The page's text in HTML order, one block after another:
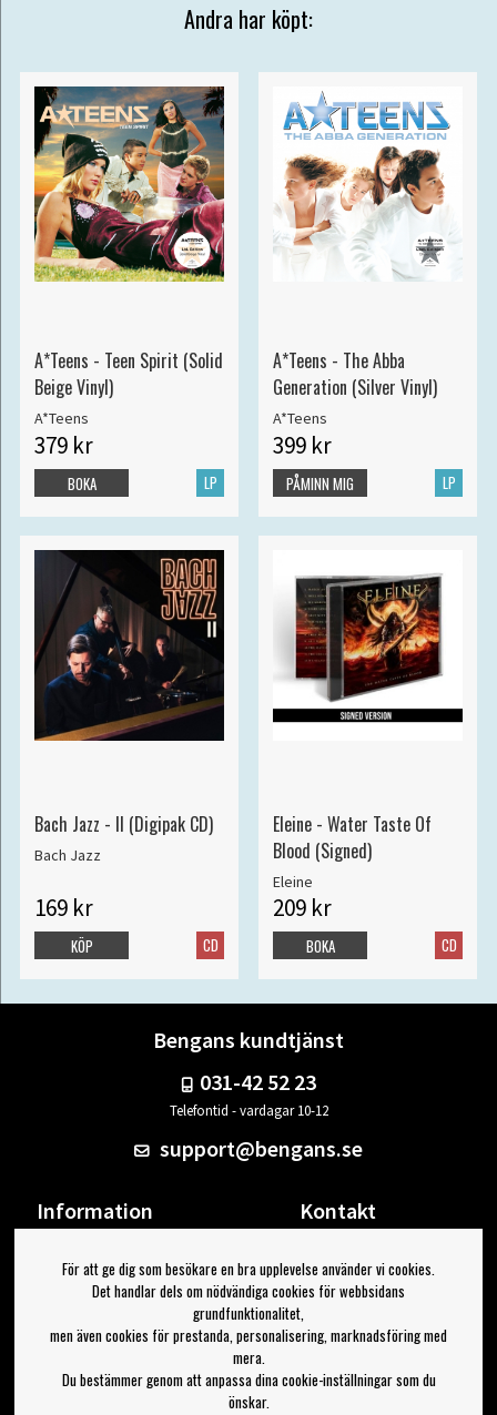
Andra har köpt:
A*Teens - Teen Spirit (Solid
Beige Vinyl)
A*Teens
379 kr
LP
BOKA
A*Teens - The Abba
Generation (Silver Vinyl)
A*Teens
399 kr
LP
PÅMINN MIG
Bach Jazz - II (Digipak CD)
Bach Jazz
169 kr
CD
KÖP
Eleine - Water Taste Of
Blood (Signed)
Eleine
209 kr
CD
BOKA
Bengans kundtjänst
031-42 52 23
Telefontid - vardagar 10-12
support@bengans.se
Information
Om Bengans
FAQ / Köp- & Leveransvillkor
Kontakt
Din sida
Logga ut
Jag vill ha tips från Bengans
För att ge dig som besökare en bra upplevelse använder vi cookies.
Det handlar dels om nödvändiga cookies för webbsidans
grundfunktionalitet,
men även cookies för prestanda, personalisering, marknadsföring med
mera.
Du bestämmer genom att anpassa dina cookie-inställningar som du
önskar.